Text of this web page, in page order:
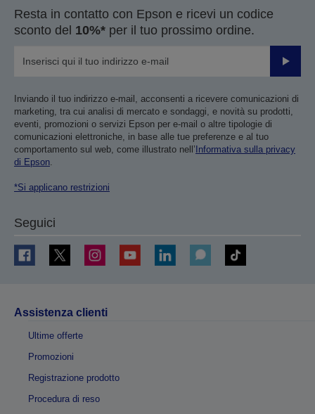
Resta in contatto con Epson e ricevi un codice
sconto del 10%* per il tuo prossimo ordine.
Invia
Inviando il tuo indirizzo e-mail, acconsenti a ricevere comunicazioni di
marketing, tra cui analisi di mercato e sondaggi, e novità su prodotti,
eventi, promozioni o servizi Epson per e-mail o altre tipologie di
comunicazioni elettroniche, in base alle tue preferenze e al tuo
comportamento sul web, come illustrato nell’ Informativa sulla privacy
di Epson.
*Si applicano restrizioni
Seguici
Assistenza clienti
Ultime offerte
Promozioni
Registrazione prodotto
Procedura di reso